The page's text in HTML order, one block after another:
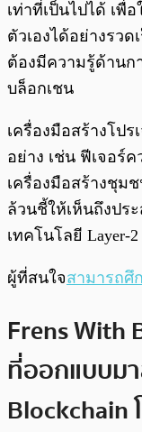
เท่าที่เป็นไปได้ เพื่
ตัวเองได้อย่างรว
ต้องมีความรู้ด้านก
บล็อกเชน
เครื่องมือสร้างโป
อย่าง เช่น ฟีเจอร์
เครื่องมือสร้างชุม
ล้วนชี้ให้เห็นถึงปร
เทคโนโลยี Layer-
ผู้ที่สนใจสามารถศึ
Frens
ที่ออกแบบม
Blockchain